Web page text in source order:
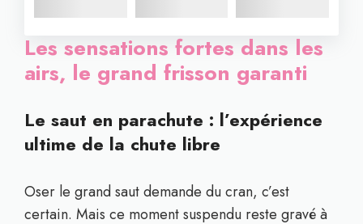
Les sensations fortes dans les
airs, le grand frisson garanti
Le saut en parachute : l’expérience
ultime de la chute libre
Oser le grand saut demande du cran, c’est
certain. Mais ce moment suspendu reste gravé à